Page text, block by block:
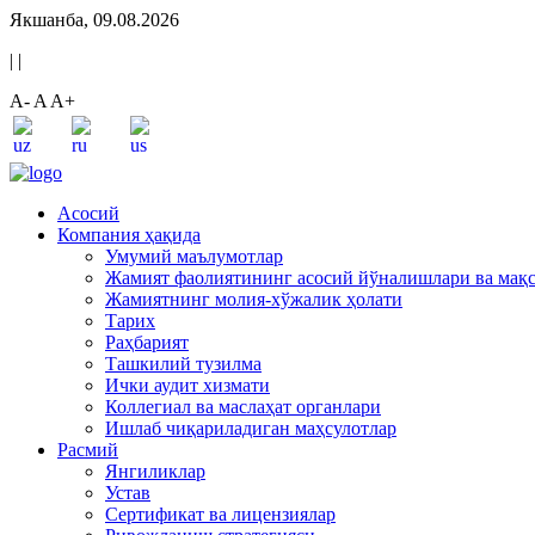
Якшанба, 09.08.2026
| |
A- A A+
Асосий
Компания ҳақида
Умумий маълумотлар
Жамият фаолиятининг асосий йўналишлари ва
Жамиятнинг молия-хўжалик ҳолати
Тарих
Раҳбарият
Ташкилий тузилма
Ички аудит хизмати
Коллегиал ва маслаҳат органлари
Ишлаб чиқариладиган маҳсулотлар
Расмий
Янгиликлар
Устав
Сертификат ва лицензиялар